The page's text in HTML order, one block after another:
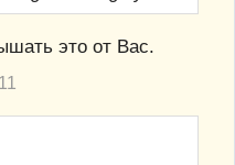
это от Вас.